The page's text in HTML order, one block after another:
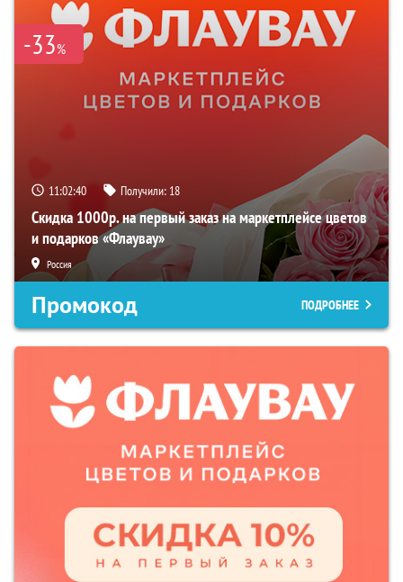
-33%
11:02:39 Получили: 18
Скидка 1000р. на первый заказ на маркетплейсе цветов
и подарков «Флаувау»
Россия
Промокод ПОДРОБНЕЕ